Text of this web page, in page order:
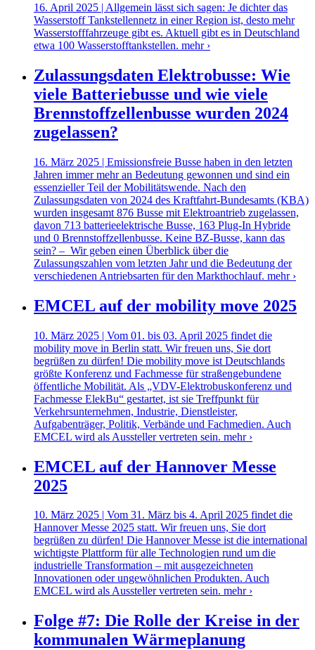
16. April 2025 | Allgemein lässt sich sagen: Je dichter das
Wasserstoff Tankstellennetz in einer Region ist, desto mehr
Wasserstofffahrzeuge gibt es. Aktuell gibt es in Deutschland
etwa 100 Wasserstofftankstellen. mehr ›
Zulassungsdaten Elektrobusse: Wie
viele Batteriebusse und wie viele
Brennstoffzellenbusse wurden 2024
zugelassen?
16. März 2025 | Emissionsfreie Busse haben in den letzten
Jahren immer mehr an Bedeutung gewonnen und sind ein
essenzieller Teil der Mobilitätswende. Nach den
Zulassungsdaten von 2024 des Kraftfahrt-Bundesamts (KBA)
wurden insgesamt 876 Busse mit Elektroantrieb zugelassen,
davon 713 batterieelektrische Busse, 163 Plug-In Hybride
und 0 Brennstoffzellenbusse. Keine BZ-Busse, kann das
sein? – Wir geben einen Überblick über die
Zulassungszahlen vom letzten Jahr und die Bedeutung der
verschiedenen Antriebsarten für den Markthochlauf. mehr ›
EMCEL auf der mobility move 2025
10. März 2025 | Vom 01. bis 03. April 2025 findet die
mobility move in Berlin statt. Wir freuen uns, Sie dort
begrüßen zu dürfen! Die mobility move ist Deutschlands
größte Konferenz und Fachmesse für straßengebundene
öffentliche Mobilität. Als „VDV-Elektrobuskonferenz und
Fachmesse ElekBu“ gestartet, ist sie Treffpunkt für
Verkehrsunternehmen, Industrie, Dienstleister,
Aufgabenträger, Politik, Verbände und Fachmedien. Auch
EMCEL wird als Aussteller vertreten sein. mehr ›
EMCEL auf der Hannover Messe
2025
10. März 2025 | Vom 31. März bis 4. April 2025 findet die
Hannover Messe 2025 statt. Wir freuen uns, Sie dort
begrüßen zu dürfen! Die Hannover Messe ist die international
wichtigste Plattform für alle Technologien rund um die
industrielle Transformation – mit ausgezeichneten
Innovationen oder ungewöhnlichen Produkten. Auch
EMCEL wird als Aussteller vertreten sein. mehr ›
Folge #7: Die Rolle der Kreise in der
kommunalen Wärmeplanung